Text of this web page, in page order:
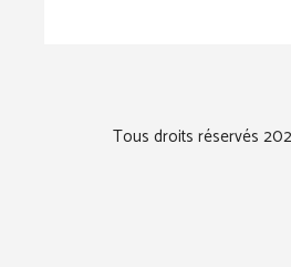
Tous droits réservés